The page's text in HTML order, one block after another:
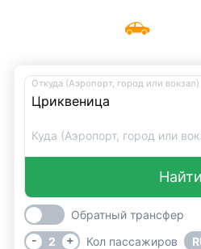
Такси
Откуда (Аэропорт, город или вокзал)
Куда (Аэропорт, город или
Найти
Обратный трансфер
-
2 + Кол пассажиров